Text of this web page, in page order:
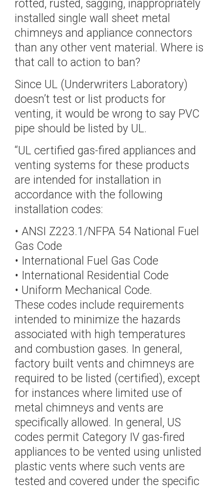
rotted, rusted, sagging, inappropriately
installed single wall sheet metal
chimneys and appliance connectors
than any other vent material. Where is
that call to action to ban?
Since UL (Underwriters Laboratory)
doesn’t test or list products for
venting, it would be wrong to say PVC
pipe should be listed by UL.
“UL certified gas-fired appliances and
venting systems for these products
are intended for installation in
accordance with the following
installation codes:
• ANSI Z223.1/NFPA 54 National Fuel
Gas Code
• International Fuel Gas Code
• International Residential Code
• Uniform Mechanical Code.
These codes include requirements
intended to minimize the hazards
associated with high temperatures
and combustion gases. In general,
factory built vents and chimneys are
required to be listed (certified), except
for instances where limited use of
metal chimneys and vents are
specifically allowed. In general, US
codes permit Category IV gas-fired
appliances to be vented using unlisted
plastic vents where such vents are
tested and covered under the specific